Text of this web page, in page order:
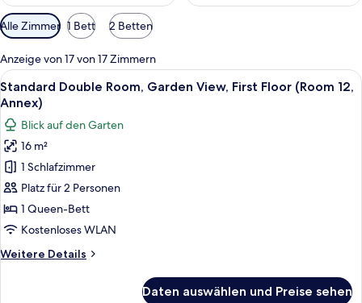
Verfügbare
Filter
für
Zimmer
Alle Zimmer 1 Bett 2 Betten
Anzeige von 17 von 17 Zimmern
Alle
Fotos
für
Standard
Double
Room,
Garden
View,
First
(Room
Ein Hotelzimmer mit einem Bett,
10
Standard Double Room, Garden View, First Floor (Room 12,
Annex)
Blick auf den Garten
16 m²
1 Schlafzimmer
Platz für 2 Personen
1 Queen-Bett
Kostenloses WLAN
Weitere Details
Weitere
Daten auswählen und Preise sehen